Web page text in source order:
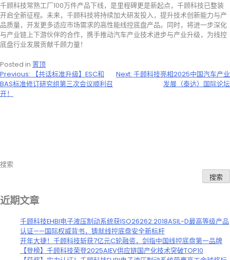
千顾科技常熟工厂100万件产品下线，是里程碑更是新起点，千顾科技已整装
开启全新征程。未来，千顾科技将持续加大研发投入，提升技术创新能力与产
品质量，开发更多适应市场需求的高性能线控底盘产品。同时，将进一步深化
与产业链上下游伙伴的合作，携手推动汽车产业技术进步与产业升级，为线控
底盘行业发展贡献千顾力量！
Posted in 置顶
文
章
Previous:
【共话标准升级】ESC和
BAS标准修订研究组第三次会议顺利召
开！
Next: 千顾科技亮相2025中国汽车产业
发展（泰达）国际论坛
搜索
搜索
近期文章
千顾科技EHBI电子液压制动系统获ISO26262:2018ASIL-D最高等级产品
认证——国际权威背书，铸就线控底盘安全新标杆
开年大捷！千顾科技斩获7亿元C轮融资，剑指中国线控底盘第一品牌
【登榜】千顾科技荣登2025AIEV供应链国产化技术突破TOP10